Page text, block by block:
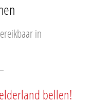
in
bellen!